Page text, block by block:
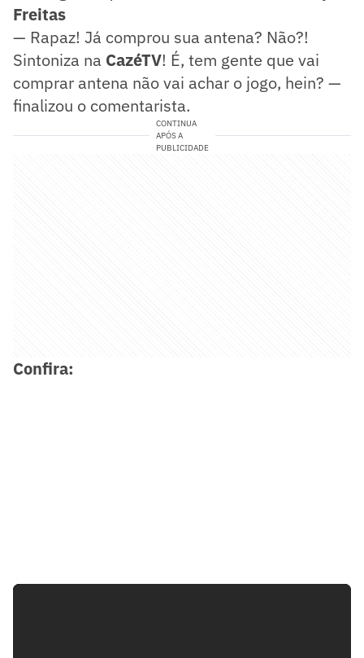
Freitas
— Rapaz! Já comprou sua antena? Não?!
Sintoniza na CazéTV! É, tem gente que vai
comprar antena não vai achar o jogo, hein? —
finalizou o comentarista.
CONTINUA
APÓS A
PUBLICIDADE
Confira: